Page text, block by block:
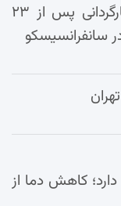
بازگشت دنی دویتو به کارگردانی پس از ۲۳
کاهش دما از